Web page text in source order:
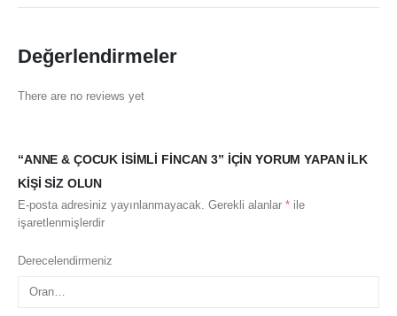
Değerlendirmeler
There are no reviews yet
“ANNE & ÇOCUK İSIMLI FINCAN 3” IÇIN YORUM YAPAN ILK
KIŞI SIZ OLUN
E-posta adresiniz yayınlanmayacak. Gerekli alanlar * ile
işaretlenmişlerdir
Derecelendirmeniz